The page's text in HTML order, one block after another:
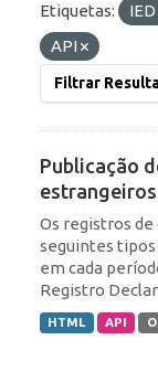
Etiquetas: IED
API
Filtrar
Publicação
estrangeiros
Os registros
seguintes tipos
em cada
Registro
HTML API